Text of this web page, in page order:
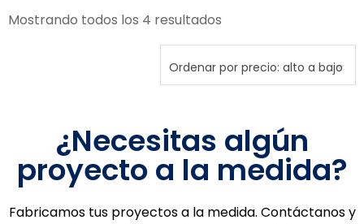
Mostrando todos los 4 resultados
¿Necesitas algún
proyecto a la medida?
Fabricamos tus proyectos a la medida. Contáctanos y